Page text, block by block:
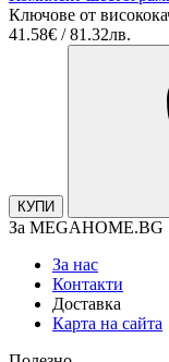
Ключове от
41.58€ / 81.32лв.
КУПИ
За MEGAHOME.BG
За нас
Контакти
Доставка
Карта на сайта